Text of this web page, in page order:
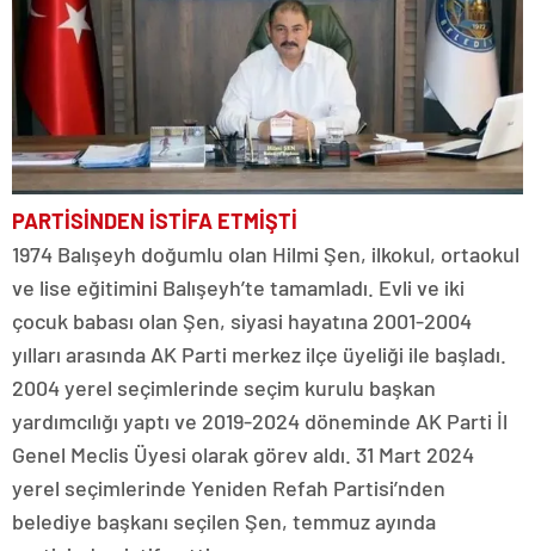
PARTİSİNDEN İSTİFA ETMİŞTİ
1974 Balışeyh doğumlu olan Hilmi Şen, ilkokul, ortaokul
ve lise eğitimini Balışeyh’te tamamladı. Evli ve iki
çocuk babası olan Şen, siyasi hayatına 2001-2004
yılları arasında AK Parti merkez ilçe üyeliği ile başladı.
2004 yerel seçimlerinde seçim kurulu başkan
yardımcılığı yaptı ve 2019-2024 döneminde AK Parti İl
Genel Meclis Üyesi olarak görev aldı. 31 Mart 2024
yerel seçimlerinde Yeniden Refah Partisi’nden
belediye başkanı seçilen Şen, temmuz ayında